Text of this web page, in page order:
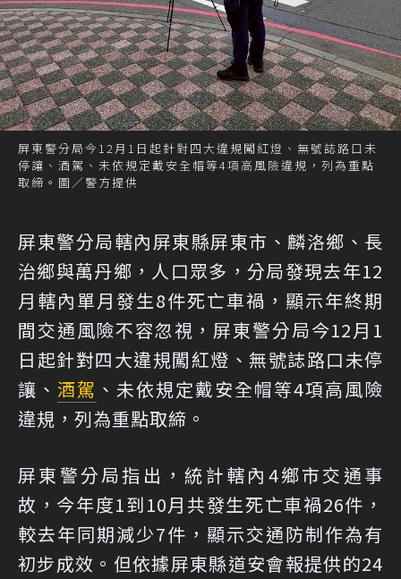
屏東警分局今12月1日起針對四大違規闖紅燈、無號誌路口未
停讓、酒駕、未依規定戴安全帽等4項高風險違規，列為重點
取締。圖／警方提供
屏東警分局轄內屏東縣屏東市、麟洛鄉、長
治鄉與萬丹鄉，人口眾多，分局發現去年12
月轄內單月發生8件死亡車禍，顯示年終期
間交通風險不容忽視，屏東警分局今12月1
日起針對四大違規闖紅燈、無號誌路口未停
讓、 酒駕 、未依規定戴安全帽等4項高風險
違規，列為重點取締。
屏東警分局指出，統計轄內4鄉市交通事
故，今年度1到10月共發生死亡車禍26件，
較去年同期減少7件，顯示交通防制作為有
初步成效。但依據屏東縣道安會報提供的24